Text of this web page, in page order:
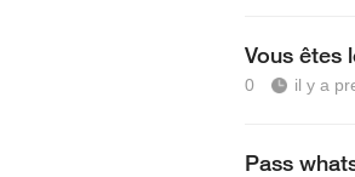
Vous êtes
0 il y a
Pass